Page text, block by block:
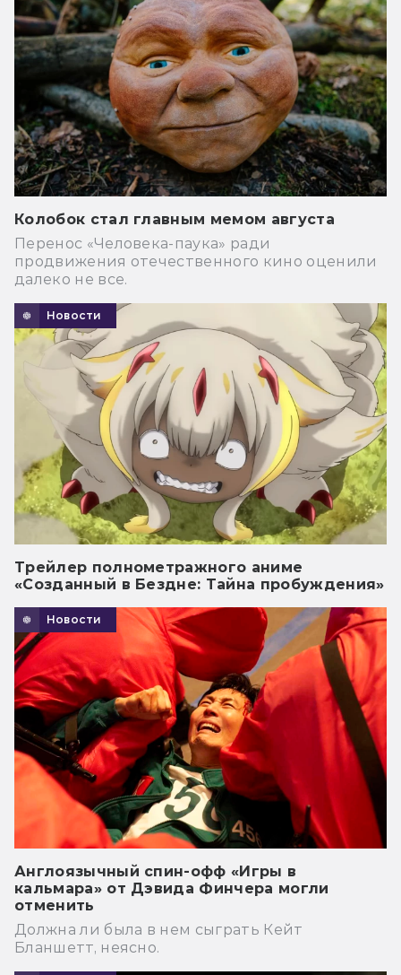
Колобок стал главным мемом августа
Перенос «Человека-паука» ради
продвижения отечественного кино оценили
далеко не все.
Новости
Трейлер полнометражного аниме
«Созданный в Бездне: Тайна пробуждения»
Новости
Англоязычный спин-офф «Игры в
кальмара» от Дэвида Финчера могли
отменить
Должна ли была в нем сыграть Кейт
Бланшетт, неясно.